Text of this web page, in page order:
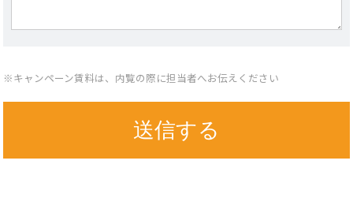
※キャンペーン賃料は、内覧の際に担当者へお伝えください